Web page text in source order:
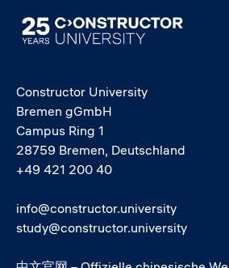
Image
Constructor University
Bremen gGmbH
Campus Ring 1
28759 Bremen, Deutschland
+49 421 200 40
info@constructor.university
study@constructor.university